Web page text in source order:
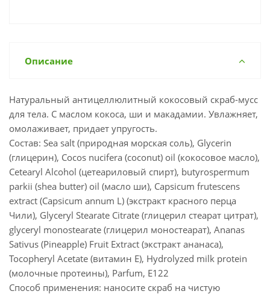
Описание
Натуральный антицеллюлитный кокосовый скраб-мусс
для тела. С маслом кокоса, ши и макадамии. Увлажняет,
омолаживает, придает упругость.
Состав: Sea salt (природная морская соль), Glycerin
(глицерин), Cocos nucifera (coconut) oil (кокосовое масло),
Cetearyl Alcohol (цетеариловый спирт), butyrospermum
parkii (shea butter) oil (масло ши), Capsicum frutescens
extract (Capsicum annum L) (экстракт красного перца
Чили), Glyceryl Stearate Citrate (глицерил стеарат цитрат),
glyceryl monostearate (глицерил моностеарат), Ananas
Sativus (Pineapple) Fruit Extract (экстракт ананаса),
Tocopheryl Acetate (витамин Е), Hydrolyzed milk protein
(молочные протеины), Parfum, Е122
Способ применения: наносите скраб на чистую